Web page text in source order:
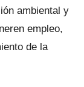
ambiental y
empleo,
de la